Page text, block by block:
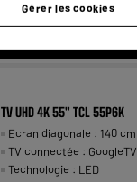
TV UHD 4K 55" TCL 55P6K
Ecran diagonale : 140 cm
TV connectée : GoogleTV
Technologie : LED
Gérer les cookies